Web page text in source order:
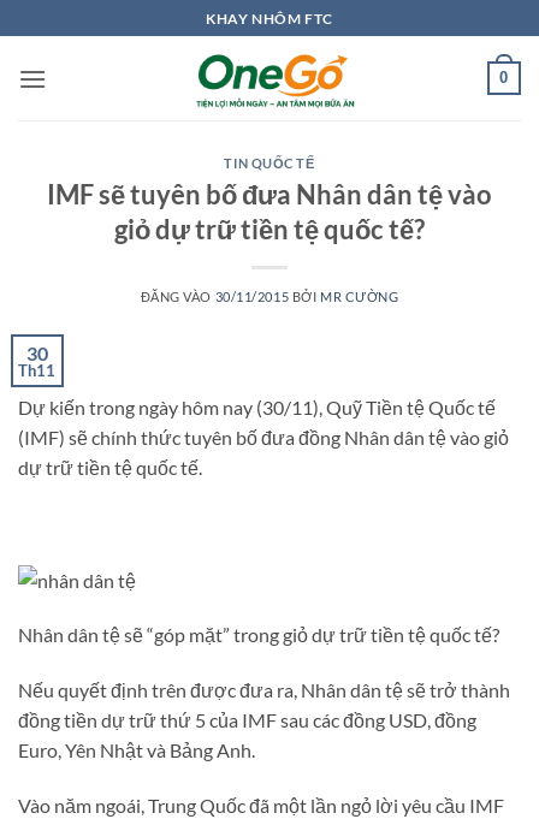
qua
nội
KHAY NHÔM FTC
0
TIN QUỐC TẾ
IMF sẽ tuyên bố đưa Nhân dân tệ vào
giỏ dự trữ tiền tệ quốc tế?
ĐĂNG VÀO 30/11/2015 BỞI MR CƯỜNG
30
Th11
Dự kiến trong ngày hôm nay (30/11), Quỹ Tiền tệ Quốc tế
(IMF) sẽ chính thức tuyên bố đưa đồng Nhân dân tệ vào giỏ
dự trữ tiền tệ quốc tế.
Nhân dân tệ sẽ “góp mặt” trong giỏ dự trữ tiền tệ quốc tế?
Nếu quyết định trên được đưa ra, Nhân dân tệ sẽ trở thành
đồng tiền dự trữ thứ 5 của IMF sau các đồng USD, đồng
Euro, Yên Nhật và Bảng Anh.
Vào năm ngoái, Trung Quốc đã một lần ngỏ lời yêu cầu IMF